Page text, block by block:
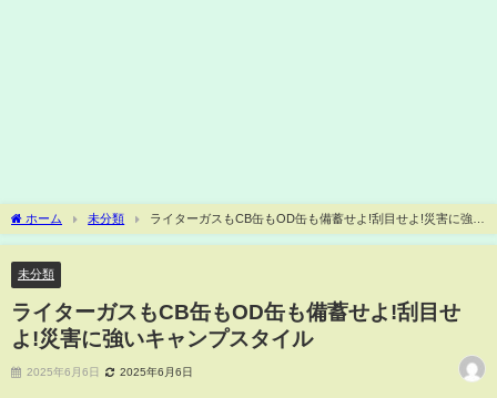
ホーム 未分類
ライターガスもCB缶もOD缶も備蓄せよ!刮目せよ!災害に強い
キャンプスタイル
未分類
ライターガスもCB缶もOD缶も備蓄せよ!刮目せ
よ!災害に強いキャンプスタイル
2025年6月6日 2025年6月6日